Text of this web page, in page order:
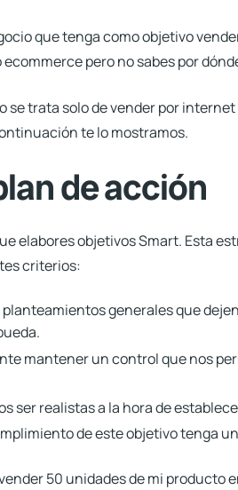
que tenga como objetivo
pero no sabes por
se trata solo de vender por
te lo mostramos.
de acción
elabores objetivos Smart. Esta
criterios:
planteamientos generales que
mantener un control que nos
ser realistas a la hora de
de este objetivo tenga
50 unidades de mi producto